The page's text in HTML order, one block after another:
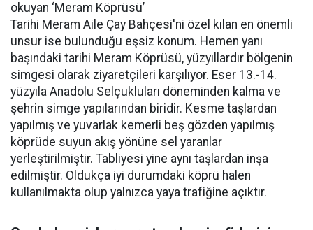
okuyan ‘Meram Köprüsü’
Tarihi Meram Aile Çay Bahçesi'ni özel kılan en önemli
unsur ise bulunduğu eşsiz konum. Hemen yanı
başındaki tarihi Meram Köprüsü, yüzyıllardır bölgenin
simgesi olarak ziyaretçileri karşılıyor. Eser 13.-14.
yüzyıla Anadolu Selçukluları döneminden kalma ve
şehrin simge yapılarından biridir. Kesme taşlardan
yapılmış ve yuvarlak kemerli beş gözden yapılmış
köprüde suyun akış yönüne sel yaranlar
yerleştirilmiştir. Tabliyesi yine aynı taşlardan inşa
edilmiştir. Oldukça iyi durumdaki köprü halen
kullanılmakta olup yalnızca yaya trafiğine açıktır.